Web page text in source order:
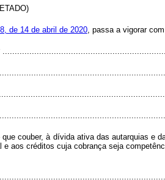
de 14 de abril de 2020, passa a vigorar
couber, à dívida ativa das autarquias e
e aos créditos cuja cobrança seja